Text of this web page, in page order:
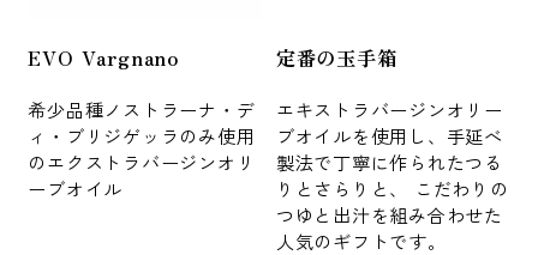
EVO Vargnano
希少品種ノストラーナ・デ
ィ・ブリジゲッラのみ使用
のエクストラバージンオリ
ーブオイル
定番の玉手箱
エキストラバージンオリー
ブオイルを使用し、手延べ
製法で丁寧に作られたつる
りとさらりと、 こだわりの
つゆと出汁を組み合わせた
人気のギフトです。